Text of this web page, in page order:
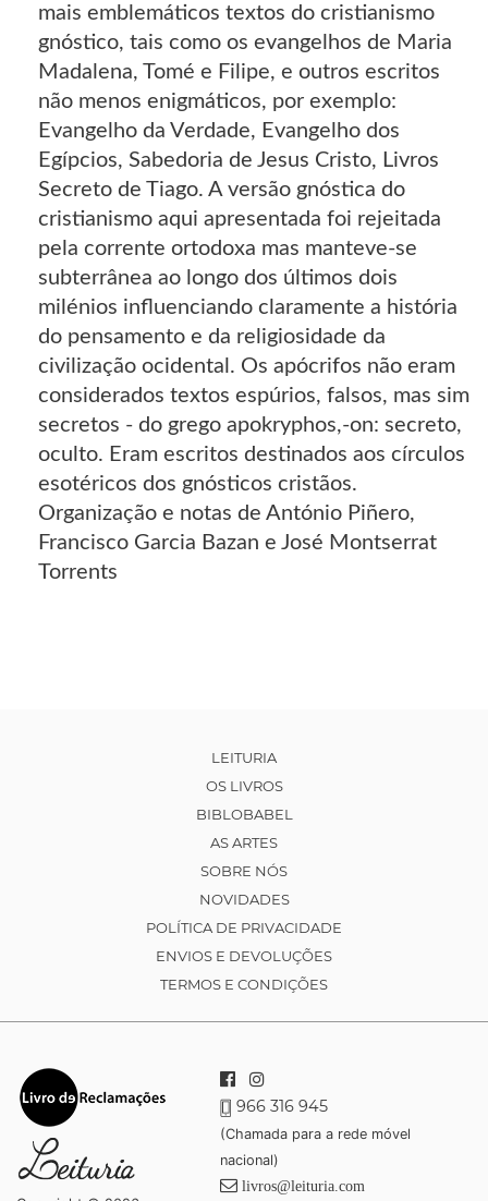
mais emblemáticos textos do cristianismo
gnóstico, tais como os evangelhos de Maria
Madalena, Tomé e Filipe, e outros escritos
não menos enigmáticos, por exemplo:
Evangelho da Verdade, Evangelho dos
Egípcios, Sabedoria de Jesus Cristo, Livros
Secreto de Tiago. A versão gnóstica do
cristianismo aqui apresentada foi rejeitada
pela corrente ortodoxa mas manteve-se
subterrânea ao longo dos últimos dois
milénios influenciando claramente a história
do pensamento e da religiosidade da
civilização ocidental. Os apócrifos não eram
considerados textos espúrios, falsos, mas sim
secretos - do grego apokryphos,-on: secreto,
oculto. Eram escritos destinados aos círculos
esotéricos dos gnósticos cristãos.
Organização e notas de António Piñero,
Francisco Garcia Bazan e José Montserrat
Torrents
LEITURIA
OS LIVROS
BIBLOBABEL
AS ARTES
SOBRE NÓS
NOVIDADES
POLÍTICA DE PRIVACIDADE
ENVIOS E DEVOLUÇÕES
TERMOS E CONDIÇÕES
966 316 945
(Chamada para a rede móvel
nacional)
livros@leituria.com